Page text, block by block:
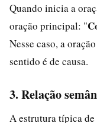
Quando inicia a
oração principal: "
Nesse caso, a
sentido é de causa.
3. Relação
A estrutura típica